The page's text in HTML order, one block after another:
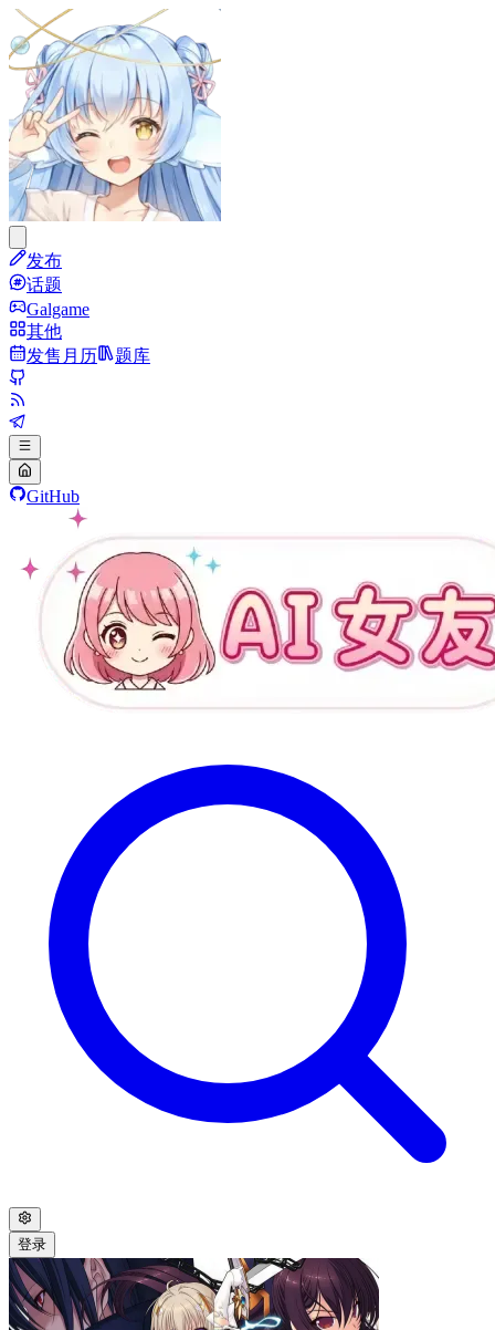
发布
话题
Galgame
其他
发售月历
题库
GitHub
登录